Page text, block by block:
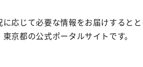
応じて必要な情報をお届けすると
京都の公式ポータルサイトです。